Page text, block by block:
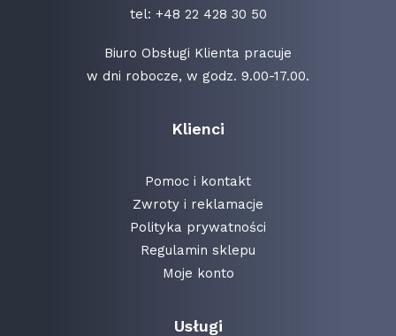
tel: +48 22 428 30 50
Biuro Obsługi Klienta pracuje
w dni robocze, w godz. 9.00-17.00.
Klienci
Pomoc i kontakt
Zwroty i reklamacje
Polityka prywatności
Regulamin sklepu
Moje konto
Usługi